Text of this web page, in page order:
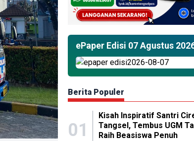
ePaper Edisi 07 Agustus
Berita Populer
01
Kisah Inspiratif Santri
Tangsel, Tembus UGM
Raih Beasiswa Penuh